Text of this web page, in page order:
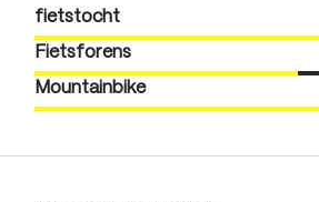
fietstocht
Fietsforens
Mountainbike